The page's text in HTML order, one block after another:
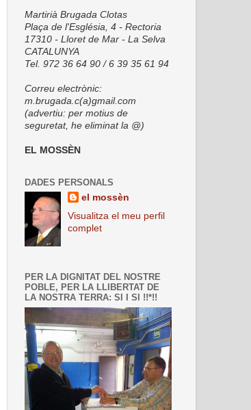
Martirià Brugada Clotas
Plaça de l'Església, 4 - Rectoria
17310 - Lloret de Mar - La Selva
CATALUNYA
Tel. 972 36 64 90 / 6 39 35 61 94
Correu electrònic:
m.brugada.c(a)gmail.com
(advertiu: per motius de
seguretat, he eliminat la @)
EL MOSSÈN
DADES PERSONALS
el mossèn
Visualitza el meu perfil
complet
PER LA DIGNITAT DEL NOSTRE
POBLE, PER LA LLIBERTAT DE
LA NOSTRA TERRA: SI I SI !!*!!